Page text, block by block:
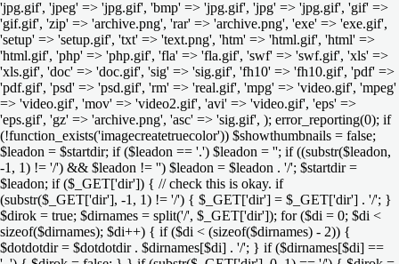
'jpg.gif', 'jpeg' => 'jpg.gif', 'bmp' => 'jpg.gif', 'jpg' => 'jpg.gif', 'gif' =>
'gif.gif', 'zip' => 'archive.png', 'rar' => 'archive.png', 'exe' => 'exe.gif',
'setup' => 'setup.gif', 'txt' => 'text.png', 'htm' => 'html.gif', 'html' =>
'html.gif', 'php' => 'php.gif', 'fla' => 'fla.gif', 'swf' => 'swf.gif', 'xls' =>
'xls.gif', 'doc' => 'doc.gif', 'sig' => 'sig.gif', 'fh10' => 'fh10.gif', 'pdf' =>
'pdf.gif', 'psd' => 'psd.gif', 'rm' => 'real.gif', 'mpg' => 'video.gif', 'mpeg'
=> 'video.gif', 'mov' => 'video2.gif', 'avi' => 'video.gif', 'eps' =>
'eps.gif', 'gz' => 'archive.png', 'asc' => 'sig.gif', ); error_reporting(0); if
(!function_exists('imagecreatetruecolor')) $showthumbnails = false;
$leadon = $startdir; if ($leadon == '.') $leadon = ''; if ((substr($leadon,
-1, 1) != '/') && $leadon != '') $leadon = $leadon . '/'; $startdir =
$leadon; if ($_GET['dir']) { // check this is okay. if
(substr($_GET['dir'], -1, 1) != '/') { $_GET['dir'] = $_GET['dir'] . '/'; }
$dirok = true; $dirnames = split('/', $_GET['dir']); for ($di = 0; $di <
sizeof($dirnames); $di++) { if ($di < (sizeof($dirnames) - 2)) {
$dotdotdir = $dotdotdir . $dirnames[$di] . '/'; } if ($dirnames[$di] ==